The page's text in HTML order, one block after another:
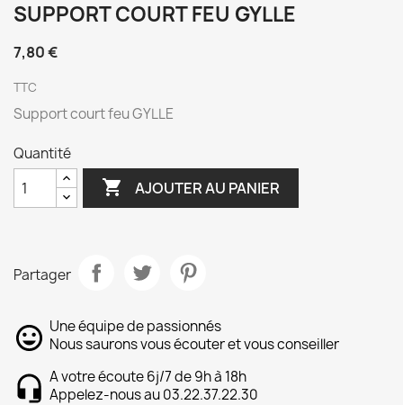
SUPPORT COURT FEU GYLLE
7,80 €
TTC
Support court feu GYLLE
Quantité
 AJOUTER AU PANIER
Partager
Une équipe de passionnés
Nous saurons vous écouter et vous conseiller
A votre écoute 6j/7 de 9h à 18h
Appelez-nous au 03.22.37.22.30